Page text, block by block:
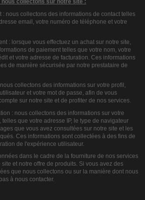
recientes  

 
nous collectons sur notre site :
: nous collectons des informations de contact telles
email, votre numéro de téléphone et votre
: lorsque vous effectuez un achat sur notre site,
de paiement telles que votre nom, votre
et votre adresse de facturation. Ces informations
de manière sécurisée par notre prestataire de
collectons des informations sur votre profil,
et votre mot de passe, afin de vous
sur notre site et de profiter de nos services.
: nous collectons des informations sur votre
telles que votre adresse IP, le type de navigateur
que vous avez consultées sur notre site et les
Ces informations sont collectées à des fins de
de l'expérience utilisateur.
dans le cadre de la fourniture de nos services
et notre offre de produits. Si vous avez des
que nous collectons ou sur la manière dont nous
à nous contacter.